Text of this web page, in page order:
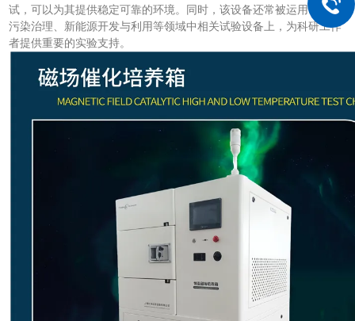
试，可以为其提供稳定可靠的环境。同时，该设备还常被运用于环境
污染治理、新能源开发与利用等领域中相关试验设备上，为科研工作
者提供重要的实验支持。